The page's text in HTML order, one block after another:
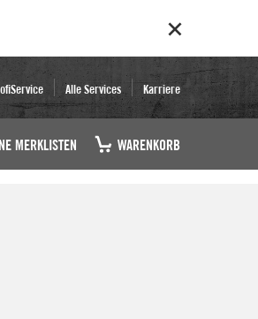
Alle Services Karriere
MERKLISTEN WARENKORB